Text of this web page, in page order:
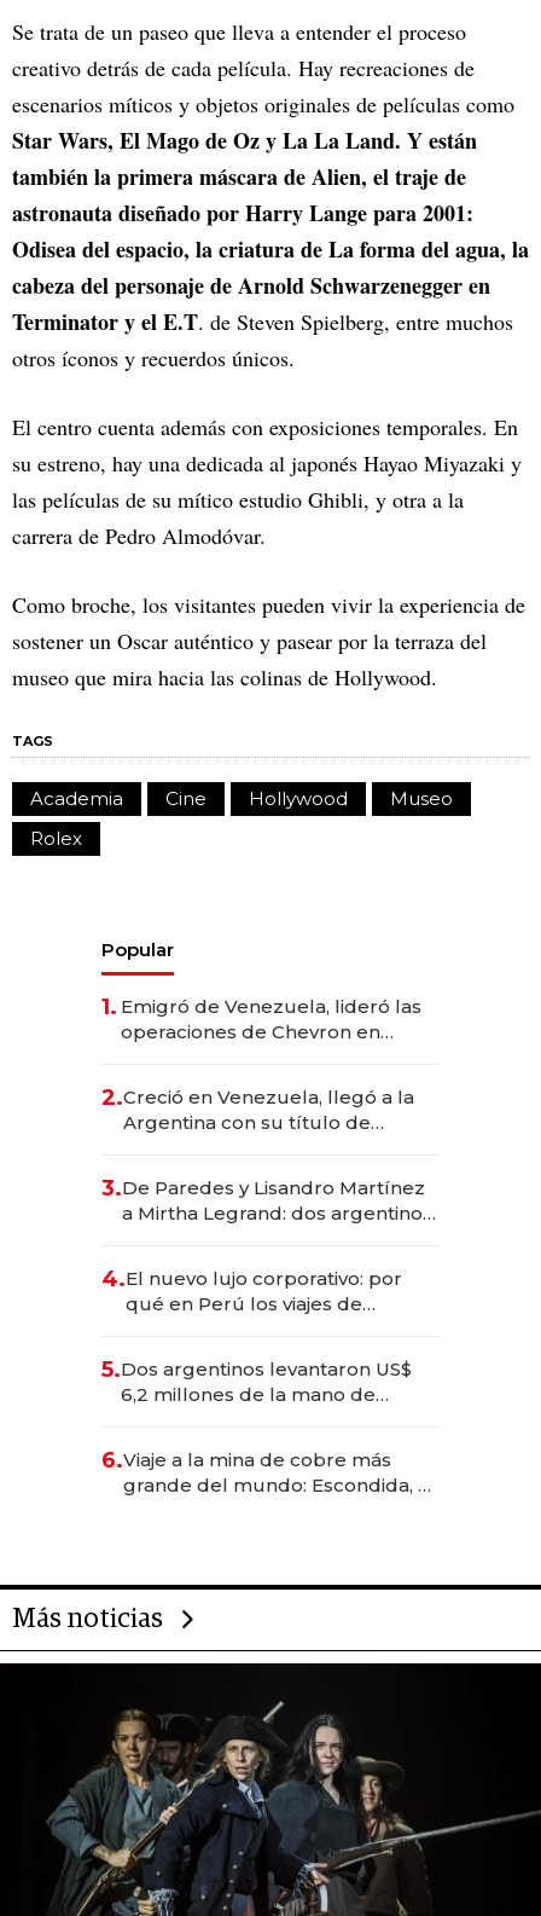
Se trata de un paseo que lleva a entender el proceso
creativo detrás de cada película. Hay recreaciones de
escenarios míticos y objetos originales de películas como
Star Wars, El Mago de Oz y La La Land. Y están
también la primera máscara de Alien, el traje de
astronauta diseñado por Harry Lange para 2001:
Odisea del espacio, la criatura de La forma del agua, la
cabeza del personaje de Arnold Schwarzenegger en
Terminator y el E.T. de Steven Spielberg, entre muchos
otros íconos y recuerdos únicos.
El centro cuenta además con exposiciones temporales. En
su estreno, hay una dedicada al japonés Hayao Miyazaki y
las películas de su mítico estudio Ghibli, y otra a la
carrera de Pedro Almodóvar.
Como broche, los visitantes pueden vivir la experiencia de
sostener un Oscar auténtico y pasear por la terraza del
museo que mira hacia las colinas de Hollywood.
TAGS
Academia Cine Hollywood
Museo
Rolex
Popular
1. Emigró de Venezuela, lideró las
operaciones de Chevron en
2.Creció en Venezuela, llegó a la
Argentina con su título de
las marcas "fast premium"
3.De Paredes y Lisandro Martínez
a Mirtha Legrand: dos argentinos
4.El nuevo lujo corporativo: por
qué en Perú los viajes de
para convertirse en experiencias
transformadoras
5.Dos argentinos levantaron US$
6,2 millones de la mano de
6.Viaje a la mina de cobre más
grande del mundo: Escondida, el
Más noticias